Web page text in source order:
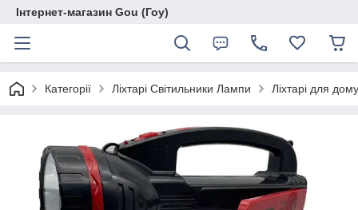
Інтернет-магазин Gou (Гоу)
Категорії Ліхтарі Світильники Лампи Ліхтарі для